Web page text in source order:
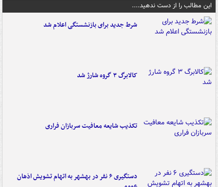
این مطالب را از دست ندهید....
شرط جدید برای بازنشستگی اعلام شد
کالابرگ ۳ گروه شارژ شد
تکذیب شایعه معافیت سربازان فراری
دستگیری ۶ نفر در بهشهر به اتهام تشویش اذهان